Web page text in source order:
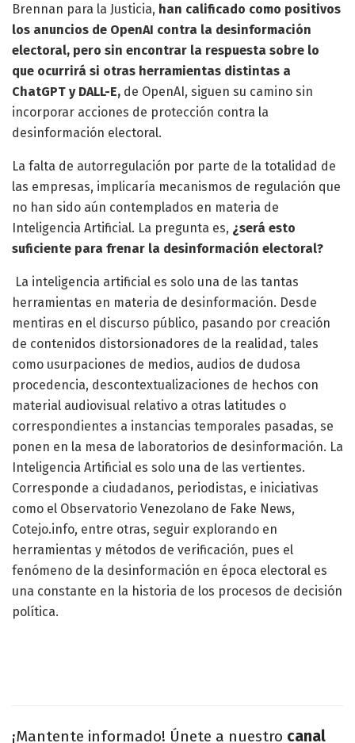
Brennan para la Justicia, han calificado como positivos
los anuncios de OpenAI contra la desinformación
electoral, pero sin encontrar la respuesta sobre lo
que ocurrirá si otras herramientas distintas a
ChatGPT y DALL-E, de OpenAI, siguen su camino sin
incorporar acciones de protección contra la
desinformación electoral.
La falta de autorregulación por parte de la totalidad de
las empresas, implicaría mecanismos de regulación que
no han sido aún contemplados en materia de
Inteligencia Artificial. La pregunta es, ¿será esto
suficiente para frenar la desinformación electoral?
La inteligencia artificial es solo una de las tantas
herramientas en materia de desinformación. Desde
mentiras en el discurso público, pasando por creación
de contenidos distorsionadores de la realidad, tales
como usurpaciones de medios, audios de dudosa
procedencia, descontextualizaciones de hechos con
material audiovisual relativo a otras latitudes o
correspondientes a instancias temporales pasadas, se
ponen en la mesa de laboratorios de desinformación. La
Inteligencia Artificial es solo una de las vertientes.
Corresponde a ciudadanos, periodistas, e iniciativas
como el Observatorio Venezolano de Fake News,
Cotejo.info, entre otras, seguir explorando en
herramientas y métodos de verificación, pues el
fenómeno de la desinformación en época electoral es
una constante en la historia de los procesos de decisión
política.
¡Mantente informado! Únete a nuestro canal